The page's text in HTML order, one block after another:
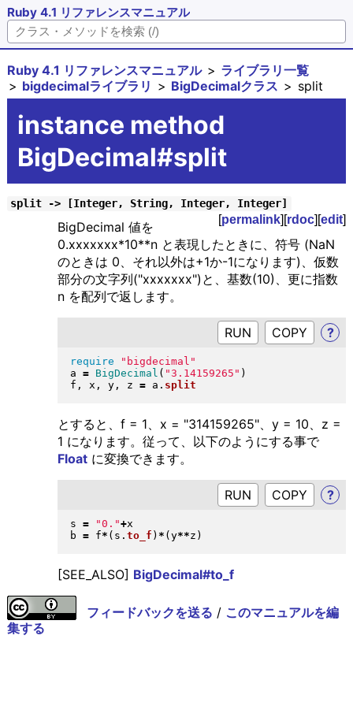
Ruby 4.1 リファレンスマニュアル
Ruby 4.1 リファレンスマニュアル
ライブラリ一覧
bigdecimalライブラリ
BigDecimalクラス split
instance method
BigDecimal#split
split -> [Integer, String, Integer, Integer]
[permalink][rdoc][edit]
BigDecimal 値を
0.xxxxxxx*10**n と表現したときに、符号 (NaN
のときは 0、それ以外は+1か-1になります)、仮数
部分の文字列("xxxxxxx")と、基数(10)、更に指数
n を配列で返します。
RUN ?
require " bigdecimal "
a = BigDecimal ( "3.14159265 " )
f, x, y, z = a . split
とすると、f = 1、x = "314159265"、y = 10、z =
1 になります。従って、以下のようにする事で
Floatに変換できます。
RUN ?
s = "0. "+x
b = f* ( s . to_f ) * ( y**z )
[SEE_ALSO] BigDecimal#to_f
フィードバックを送る / このマニュアルを編
集する